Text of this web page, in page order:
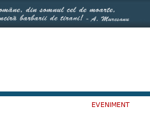
EVENIMENT